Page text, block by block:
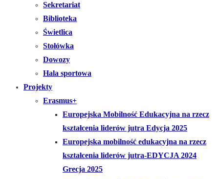
Sekretariat
Biblioteka
Świetlica
Stołówka
Dowozy
Hala sportowa
Projekty
Erasmus+
Europejska Mobilność Edukacyjna na rzecz
kształcenia liderów jutra Edycja 2025
Europejska mobilność edukacyjna na rzecz
kształcenia liderów jutra-EDYCJA 2024
Grecja 2025